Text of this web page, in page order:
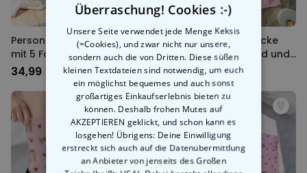
Personalisierbares Poster
mit 5 Fotos und Text
34,99 CHF
Personalisierbare Decke
mit Retro-Hintergrund und
Name
44,99 CHF
Überraschung! Cookies :-)
Unsere Seite verwendet jede Menge Keksis
(=Cookies), und zwar nicht nur unsere,
sondern auch die von Dritten. Diese süßen
kleinen Textdateien sind notwendig, um euch
ein möglichst bequemes und auch sonst
großartiges Einkaufserlebnis bieten zu
können. Deshalb frohen Mutes auf
AKZEPTIEREN geklickt, und schon kann es
losgehen! Übrigens: Deine Einwilligung
erstreckt sich auch auf die Datenübermittlung
an Anbieter von jenseits des Großen